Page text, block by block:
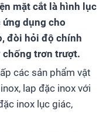
mặt cắt là hình lục
dụng cho
đòi hỏi độ chính
chống trơn trượt.
các sản phẩm vật
lap đặc inox với
inox lục giác,